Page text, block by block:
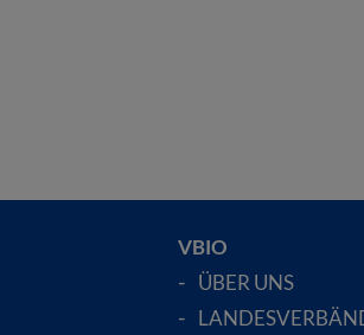
VBIO
ÜBER UNS